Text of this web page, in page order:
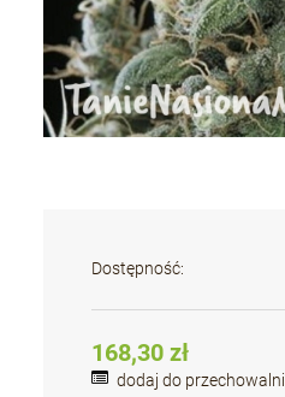
Dostępność:
168,30 zł
dodaj do przechowalni